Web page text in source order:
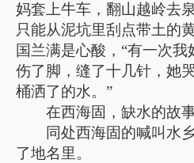
妈套上牛车，翻山越岭去
只能从泥坑里刮点带土的
国兰满是心酸，“有一次
伤了脚，缝了十几针，她
桶洒了的水。”
在西海固，缺水的故
同处西海固的喊叫水
了地名里。